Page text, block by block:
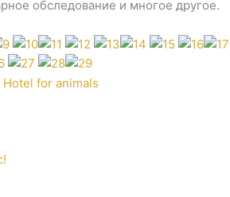
обследование и многое другое.